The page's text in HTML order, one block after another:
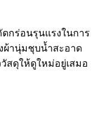
กร่อนรุนแรงในการ
ผ้านุ่มชุบน้ำสะอาด
สดุให้ดูใหม่อยู่เสมอ